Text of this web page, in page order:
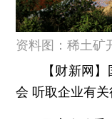
资料图：稀土矿
【财新网
会 听取企业有